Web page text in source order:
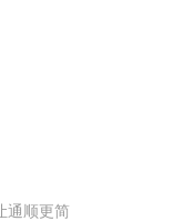
通顺更简